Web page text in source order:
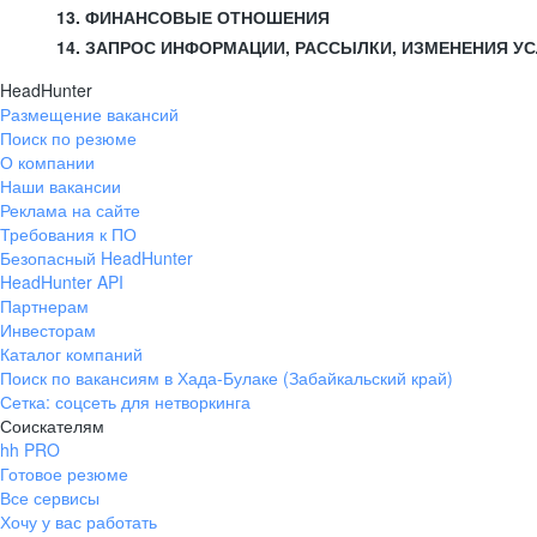
13. ФИНАНСОВЫЕ ОТНОШЕНИЯ
14. ЗАПРОС ИНФОРМАЦИИ, РАССЫЛКИ, ИЗМЕНЕНИЯ
HeadHunter
Размещение вакансий
Поиск по резюме
О компании
Наши вакансии
Реклама на сайте
Требования к ПО
Безопасный HeadHunter
HeadHunter API
Партнерам
Инвесторам
Каталог компаний
Поиск по вакансиям в Хада-Булаке (Забайкальский край)
Сетка: соцсеть для нетворкинга
Соискателям
hh PRO
Готовое резюме
Все сервисы
Хочу у вас работать